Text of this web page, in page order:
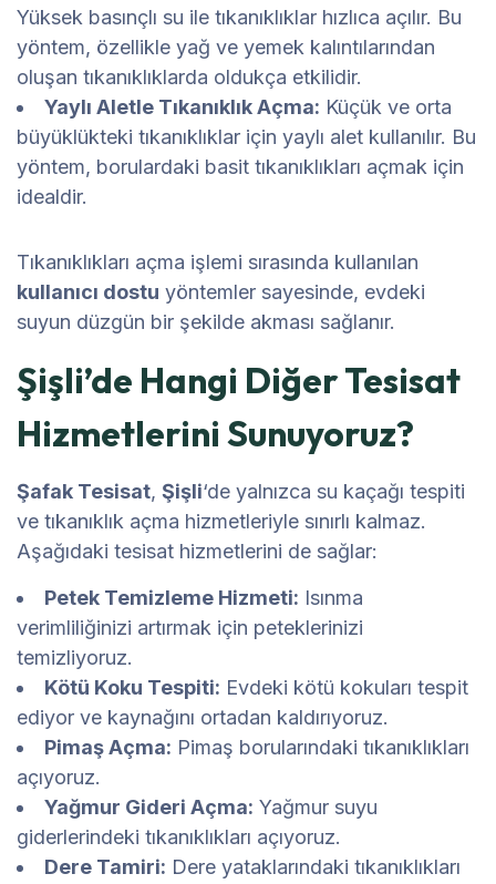
Yüksek basınçlı su ile tıkanıklıklar hızlıca açılır. Bu
yöntem, özellikle yağ ve yemek kalıntılarından
oluşan tıkanıklıklarda oldukça etkilidir.
Yaylı Aletle Tıkanıklık Açma: Küçük ve orta
büyüklükteki tıkanıklıklar için yaylı alet kullanılır. Bu
yöntem, borulardaki basit tıkanıklıkları açmak için
idealdir.
Tıkanıklıkları açma işlemi sırasında kullanılan
kullanıcı dostu yöntemler sayesinde, evdeki
suyun düzgün bir şekilde akması sağlanır.
Şişli’de Hangi Diğer Tesisat
Hizmetlerini Sunuyoruz?
Şafak Tesisat, Şişli‘de yalnızca su kaçağı tespiti
ve tıkanıklık açma hizmetleriyle sınırlı kalmaz.
Aşağıdaki tesisat hizmetlerini de sağlar:
Petek Temizleme Hizmeti: Isınma
verimliliğinizi artırmak için peteklerinizi
temizliyoruz.
Kötü Koku Tespiti: Evdeki kötü kokuları tespit
ediyor ve kaynağını ortadan kaldırıyoruz.
Pimaş Açma: Pimaş borularındaki tıkanıklıkları
açıyoruz.
Yağmur Gideri Açma: Yağmur suyu
giderlerindeki tıkanıklıkları açıyoruz.
Dere Tamiri: Dere yataklarındaki tıkanıklıkları